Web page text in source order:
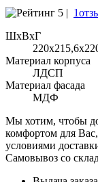
5 |
ШхВхГ
Материал корпуса
ЛДСП
Материал фасада
МДФ
Мы хотим, чтобы
комфортом для
условиями
Самовывоз со